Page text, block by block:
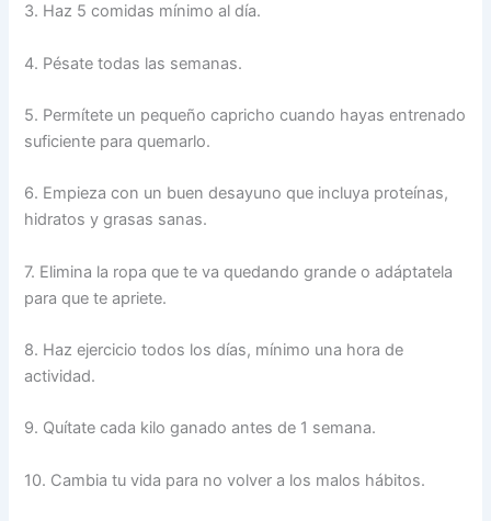
3. Haz 5 comidas mínimo al día.
4. Pésate todas las semanas.
5. Permítete un pequeño capricho cuando hayas entrenado
suficiente para quemarlo.
6. Empieza con un buen desayuno que incluya proteínas,
hidratos y grasas sanas.
7. Elimina la ropa que te va quedando grande o adáptatela
para que te apriete.
8. Haz ejercicio todos los días, mínimo una hora de
actividad.
9. Quítate cada kilo ganado antes de 1 semana.
10. Cambia tu vida para no volver a los malos hábitos.